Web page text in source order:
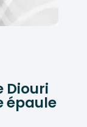
Diouri
épaule